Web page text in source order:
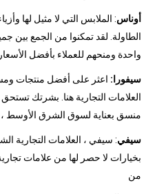
أوناس: الملابس التي لا مثيل لها
الطاولة. لقد تمكنوا من الجمع بين
واحدة ومنحهم للعملاء بأفضل الأسعار.
سيفورا: اعثر على أفضل منتجات
العلامات التجارية هنا. بشرتك
منسق بعناية لسوق الشرق الأوسط
سيفي: سيفي ، العلامات التجارية
بخيارات لا حصر لها من علامات
من